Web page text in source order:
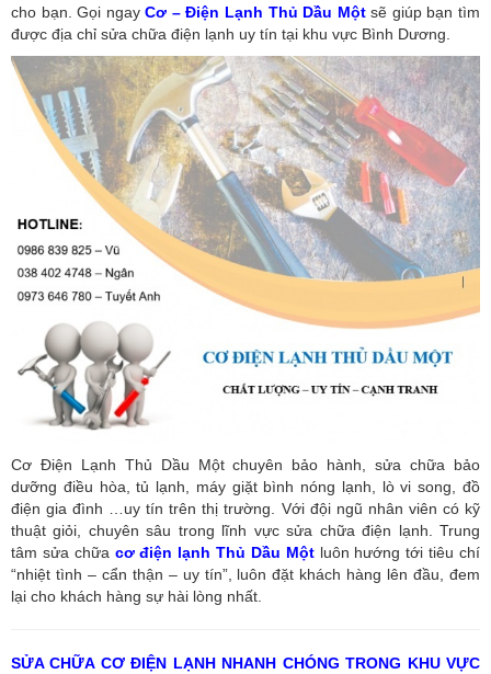
cho bạn. Gọi ngayCơ – Điện Lạnh Thủ Dầu Một sẽ giúp bạn tìm
được địa chỉ sửa chữa điện lạnh uy tín tại khu vực Bình Dương.
Cơ Điện Lạnh Thủ Dầu Một chuyên bảo hành, sửa chữa bảo
dưỡng điều hòa, tủ lạnh, máy giặt bình nóng lạnh, lò vi song, đồ
điện gia đình …uy tín trên thị trường. Với đội ngũ nhân viên có kỹ
thuật giỏi, chuyên sâu trong lĩnh vực sửa chữa điện lạnh. Trung
tâm sửa chữa cơ điện lạnh Thủ Dầu Mộtluôn hướng tới tiêu chí
“nhiệt tình – cẩn thận – uy tín”, luôn đặt khách hàng lên đầu, đem
lại cho khách hàng sự hài lòng nhất.
SỬA CHỮA CƠ ĐIỆN LẠNH NHANH CHÓNG TRONG KHU VỰC